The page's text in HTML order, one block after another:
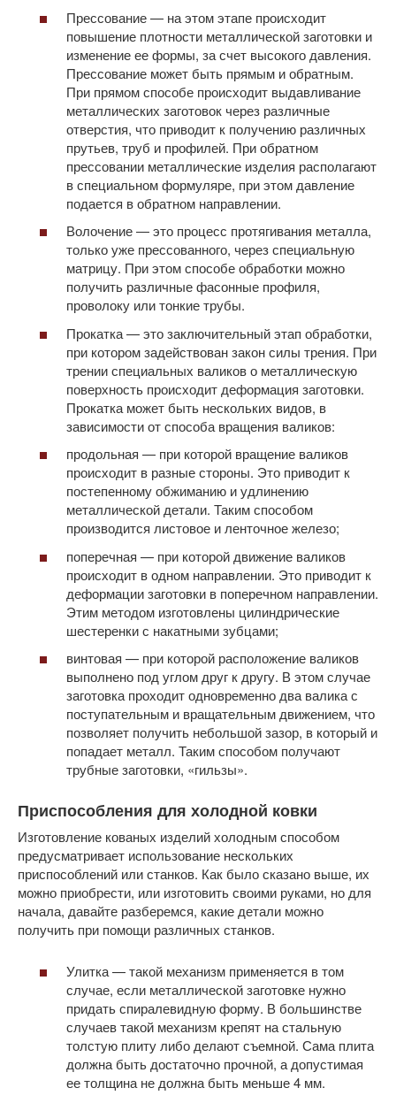
Прессование — на этом этапе происходит
повышение плотности металлической заготовки и
изменение ее формы, за счет высокого давления.
Прессование может быть прямым и обратным.
При прямом способе происходит выдавливание
металлических заготовок через различные
отверстия, что приводит к получению различных
прутьев, труб и профилей. При обратном
прессовании металлические изделия располагают
в специальном формуляре, при этом давление
подается в обратном направлении.
Волочение — это процесс протягивания металла,
только уже прессованного, через специальную
матрицу. При этом способе обработки можно
получить различные фасонные профиля,
проволоку или тонкие трубы.
Прокатка — это заключительный этап обработки,
при котором задействован закон силы трения. При
трении специальных валиков о металлическую
поверхность происходит деформация заготовки.
Прокатка может быть нескольких видов, в
зависимости от способа вращения валиков:
продольная — при которой вращение валиков
происходит в разные стороны. Это приводит к
постепенному обжиманию и удлинению
металлической детали. Таким способом
производится листовое и ленточное железо;
поперечная — при которой движение валиков
происходит в одном направлении. Это приводит к
деформации заготовки в поперечном направлении.
Этим методом изготовлены цилиндрические
шестеренки с накатными зубцами;
винтовая — при которой расположение валиков
выполнено под углом друг к другу. В этом случае
заготовка проходит одновременно два валика с
поступательным и вращательным движением, что
позволяет получить небольшой зазор, в который и
попадает металл. Таким способом получают
трубные заготовки, «гильзы».
Приспособления для холодной ковки
Изготовление кованых изделий холодным способом
предусматривает использование нескольких
приспособлений или станков. Как было сказано выше, их
можно приобрести, или изготовить своими руками, но для
начала, давайте разберемся, какие детали можно
получить при помощи различных станков.
Улитка — такой механизм применяется в том
случае, если металлической заготовке нужно
придать спиралевидную форму. В большинстве
случаев такой механизм крепят на стальную
толстую плиту либо делают съемной. Сама плита
должна быть достаточно прочной, а допустимая
ее толщина не должна быть меньше 4 мм.